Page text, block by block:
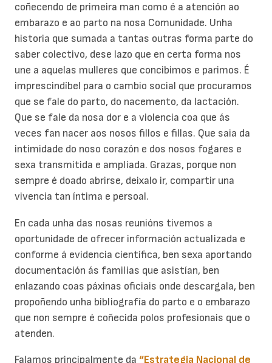
coñecendo de primeira man como é a atención ao
embarazo e ao parto na nosa Comunidade. Unha
historia que sumada a tantas outras forma parte do
saber colectivo, dese lazo que en certa forma nos
une a aquelas mulleres que concibimos e parimos. É
imprescindíbel para o cambio social que procuramos
que se fale do parto, do nacemento, da lactación.
Que se fale da nosa dor e a violencia coa que ás
veces fan nacer aos nosos fillos e fillas. Que saia da
intimidade do noso corazón e dos nosos fogares e
sexa transmitida e ampliada. Grazas, porque non
sempre é doado abrirse, deixalo ir, compartir una
vivencia tan íntima e persoal.
En cada unha das nosas reunións tivemos a
oportunidade de ofrecer información actualizada e
conforme á evidencia científica, ben sexa aportando
documentación ás familias que asistían, ben
enlazando coas páxinas oficiais onde descargala, ben
propoñendo unha bibliografía do parto e o embarazo
que non sempre é coñecida polos profesionais que o
atenden.
Falamos principalmente da “Estrategia Nacional de